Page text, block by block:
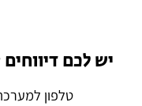
יש לכם
טלפון למערכת